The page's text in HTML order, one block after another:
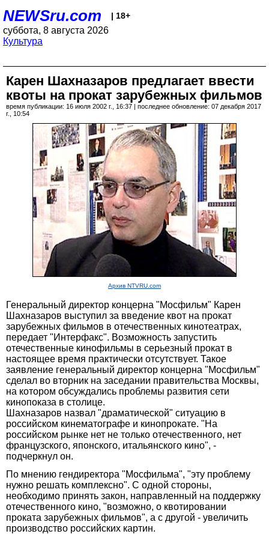
NEWSru.com | 18+
суббота, 8 августа 2026
Культура
Карен Шахназаров предлагает ввести
квоты на прокат зарубежных фильмов
время публикации: 16 июля 2002 г., 16:37 | последнее обновление: 07 декабря 2017
г., 10:54
Архив NTVRU.com
Генеральный директор концерна "Мосфильм" Карен
Шахназаров выступил за введение квот на прокат
зарубежных фильмов в отечественных кинотеатрах,
передает "Интерфакс". Возможность запустить
отечественные кинофильмы в серьезный прокат в
настоящее время практически отсутствует. Такое
заявление генеральный директор концерна "Мосфильм"
сделал во вторник на заседании правительства Москвы,
на котором обсуждались проблемы развития сети
кинопоказа в столице.
Шахназаров назвал "драматической" ситуацию в
российском кинематографе и кинопрокате. "На
российском рынке нет не только отечественного, нет
французского, японского, итальянского кино", -
подчеркнул он.
По мнению гендиректора "Мосфильма", "эту проблему
нужно решать комплексно". С одной стороны,
необходимо принять закон, направленный на поддержку
отечественного кино, "возможно, о квотировании
проката зарубежных фильмов", а с другой - увеличить
производство российских картин.